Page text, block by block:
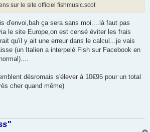
sur le site officiel fishmusic.scot
d'envoi,bah ça sera sans moi....là faut pas
le site Europe,on est censé éviter les frais
qu'il y ait une erreur dans le calcul...je vais
(un Italien a interpelé Fish sur Facebook en
désromais s'élever à 10€95 pour un total
cher quand même)